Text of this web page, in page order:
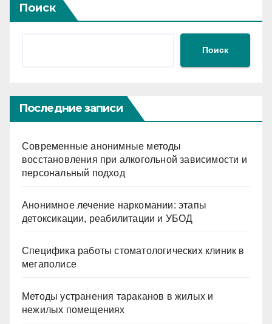
Поиск
Поиск
Последние записи
Современные анонимные методы
восстановления при алкогольной зависимости и
персональный подход
Анонимное лечение наркомании: этапы
детоксикации, реабилитации и УБОД
Специфика работы стоматологических клиник в
мегаполисе
Методы устранения тараканов в жилых и
нежилых помещениях